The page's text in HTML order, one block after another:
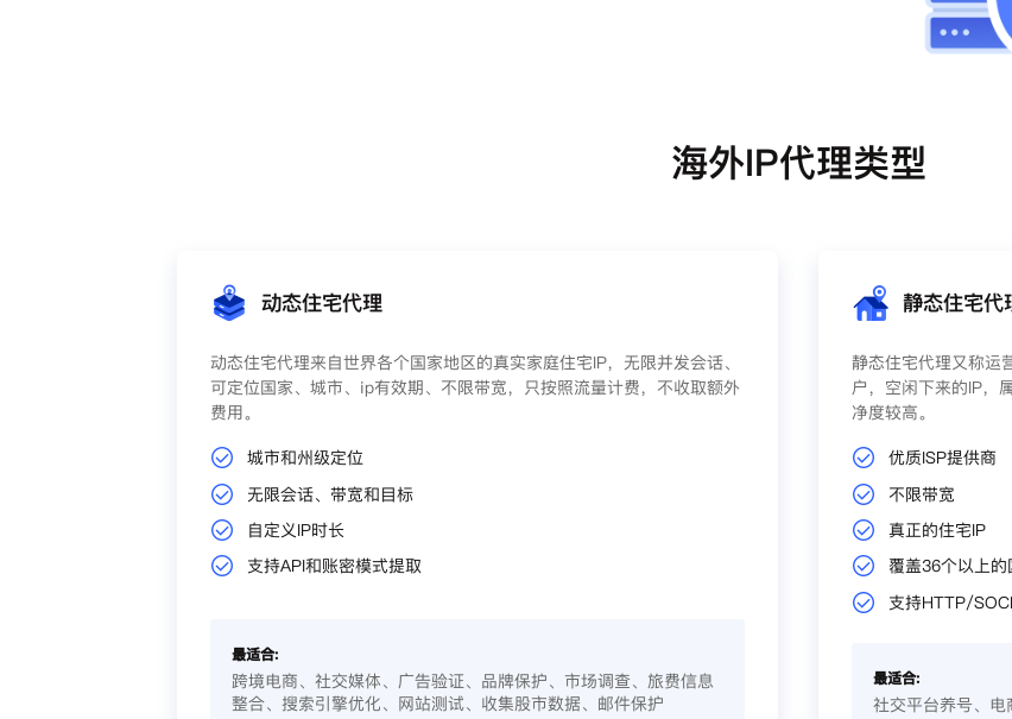
海外IP代理类型
动态住宅代理
动态住宅代理来自世界各个国家地区的真实家庭住宅IP，无限并发会话、
可定位国家、城市、ip有效期、不限带宽，只按照流量计费，不收取额外
费用。
城市和州级定位
无限会话、带宽和目标
自定义IP时长
支持API和账密模式提取
最适合:
跨境电商、社交媒体、广告验证、品牌保护、市场调查、旅费信息
整合、搜索引擎优化、网站测试、收集股市数据、邮件保护
静态住宅代
静态住宅代理又称运
户，空闲下来的IP，
净度较高。
优质ISP提供商
不限带宽
真正的住宅IP
覆盖36个以上
支持HTTP/
最适合:
社交平台养号、